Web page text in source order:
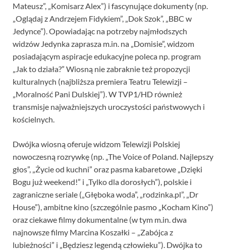
Mateusz”, „Komisarz Alex”) i fascynujące dokumenty (np.
„Oglądaj z Andrzejem Fidykiem”, „Dok Szok”, „BBC w
Jedynce”). Opowiadając na potrzeby najmłodszych
widzów Jedynka zaprasza m.in. na „Domisie”, widzom
posiadającym aspiracje edukacyjne poleca np. program
„Jak to działa?” Wiosną nie zabraknie też propozycji
kulturalnych (najbliższa premiera Teatru Telewizji –
„Moralność Pani Dulskiej”). W TVP1/HD również
transmisje najważniejszych uroczystości państwowych i
kościelnych.
Dwójka wiosną oferuje widzom Telewizji Polskiej
nowoczesną rozrywkę (np. „The Voice of Poland. Najlepszy
głos”, „Życie od kuchni” oraz pasma kabaretowe „Dzięki
Bogu już weekend!” i „Tylko dla dorosłych”), polskie i
zagraniczne seriale („Głęboka woda”, „rodzinka.pl”, „Dr
House”), ambitne kino (szczególnie pasmo „Kocham Kino”)
oraz ciekawe filmy dokumentalne (w tym m.in. dwa
najnowsze filmy Marcina Koszałki – „Zabójca z
lubieżności” i „Będziesz legendą człowieku”). Dwójka to